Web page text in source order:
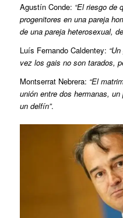
Agustín Conde: “El riesgo de
progenitores en una pareja
de una pareja heterosexual,
Luís Fernando Caldentey:
vez los gais no son tarados,
Montserrat Nebrera: “El
unión entre dos hermanas,
un delfín”.